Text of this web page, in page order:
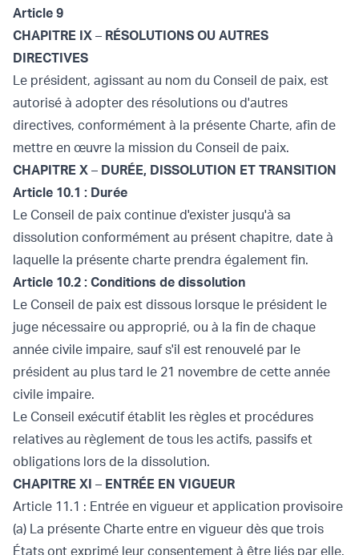
Article 9
CHAPITRE IX – RÉSOLUTIONS OU AUTRES
DIRECTIVES
Le président, agissant au nom du Conseil de paix, est
autorisé à adopter des résolutions ou d'autres
directives, conformément à la présente Charte, afin de
mettre en œuvre la mission du Conseil de paix.
CHAPITRE X – DURÉE, DISSOLUTION ET TRANSITION
Article 10.1 : Durée
Le Conseil de paix continue d'exister jusqu'à sa
dissolution conformément au présent chapitre, date à
laquelle la présente charte prendra également fin.
Article 10.2 : Conditions de dissolution
Le Conseil de paix est dissous lorsque le président le
juge nécessaire ou approprié, ou à la fin de chaque
année civile impaire, sauf s'il est renouvelé par le
président au plus tard le 21 novembre de cette année
civile impaire.
Le Conseil exécutif établit les règles et procédures
relatives au règlement de tous les actifs, passifs et
obligations lors de la dissolution.
CHAPITRE XI – ENTRÉE EN VIGUEUR
Article 11.1 : Entrée en vigueur et application provisoire
(a) La présente Charte entre en vigueur dès que trois
États ont exprimé leur consentement à être liés par elle.